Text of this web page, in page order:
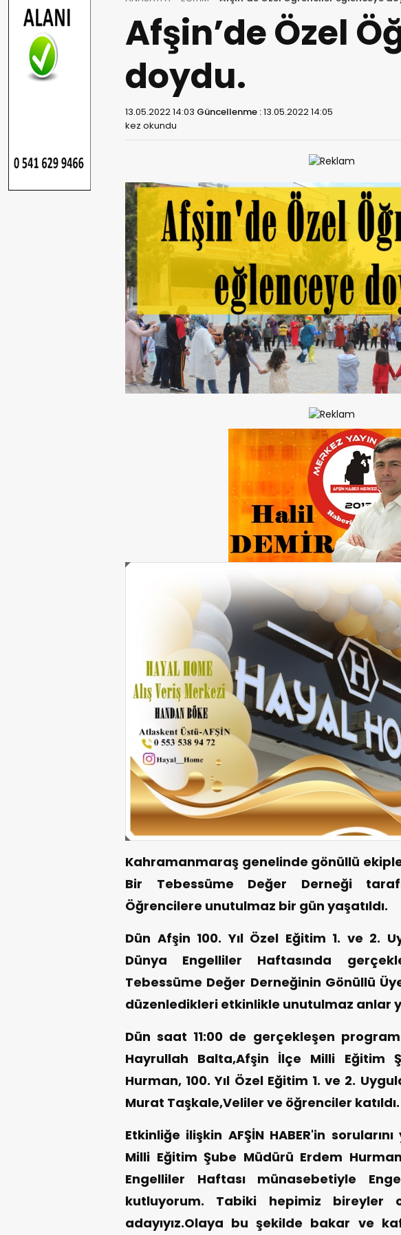
Afşin’de Özel
doydu.
13.05.2022 14:03 Güncellenme :13.05.2022 14:05
kez okundu
Kahramanmaraş genelinde gönüllü
Bir Tebessüme Değer Derneği
Öğrencilere unutulmaz bir gün yaşatıldı.
Dün Afşin 100. Yıl Özel Eğitim 1. ve 2.
Dünya Engelliler Haftasında
Tebessüme Değer Derneğinin Gönüllü
düzenledikleri etkinlikle unutulmaz anlar
Dün saat 11:00 de gerçekleşen
Hayrullah Balta,Afşin İlçe Milli Eğitim
Hurman, 100. Yıl Özel Eğitim 1. ve 2.
Murat Taşkale,Veliler ve öğrenciler katıldı.
Etkinliğe ilişkin AFŞİN HABER'in
Milli Eğitim Şube Müdürü Erdem
Engelliler Haftası münasebetiyle
kutluyorum. Tabiki hepimiz bireyler
adayıyız.Olaya bu şekilde bakar ve